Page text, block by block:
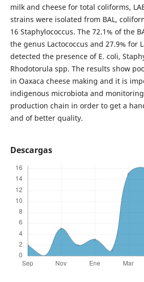
milk and cheese for total coliforms,
strains were isolated from BAL,
16 Staphylococcus. The 72.1% of the
the genus Lactococcus and 27.9% for
detected the presence of E. coli,
Rhodotorula spp. The results show
in Oaxaca cheese making and it is
indigenous microbiota and
production chain in order to get a
and of better quality.
Descargas